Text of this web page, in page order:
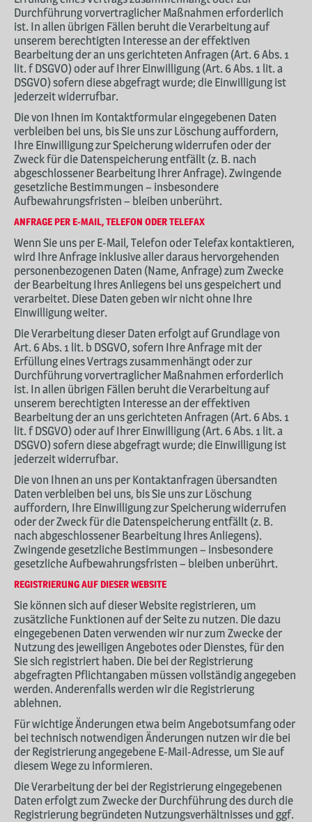
Durchführung vorvertraglicher Maßnahmen erforderlich
ist. In allen übrigen Fällen beruht die Verarbeitung auf
unserem berechtigten Interesse an der effektiven
Bearbeitung der an uns gerichteten Anfragen (Art. 6 Abs. 1
lit. f DSGVO) oder auf Ihrer Einwilligung (Art. 6 Abs. 1 lit. a
DSGVO) sofern diese abgefragt wurde; die Einwilligung ist
jederzeit widerrufbar.
Die von Ihnen im Kontaktformular eingegebenen Daten
verbleiben bei uns, bis Sie uns zur Löschung auffordern,
Ihre Einwilligung zur Speicherung widerrufen oder der
Zweck für die Datenspeicherung entfällt (z. B. nach
abgeschlossener Bearbeitung Ihrer Anfrage). Zwingende
gesetzliche Bestimmungen – insbesondere
Aufbewahrungsfristen – bleiben unberührt.
ANFRAGE PER E-MAIL, TELEFON ODER TELEFAX
Wenn Sie uns per E-Mail, Telefon oder Telefax kontaktieren,
wird Ihre Anfrage inklusive aller daraus hervorgehenden
personenbezogenen Daten (Name, Anfrage) zum Zwecke
der Bearbeitung Ihres Anliegens bei uns gespeichert und
verarbeitet. Diese Daten geben wir nicht ohne Ihre
Einwilligung weiter.
Die Verarbeitung dieser Daten erfolgt auf Grundlage von
Art. 6 Abs. 1 lit. b DSGVO, sofern Ihre Anfrage mit der
Erfüllung eines Vertrags zusammenhängt oder zur
Durchführung vorvertraglicher Maßnahmen erforderlich
ist. In allen übrigen Fällen beruht die Verarbeitung auf
unserem berechtigten Interesse an der effektiven
Bearbeitung der an uns gerichteten Anfragen (Art. 6 Abs. 1
lit. f DSGVO) oder auf Ihrer Einwilligung (Art. 6 Abs. 1 lit. a
DSGVO) sofern diese abgefragt wurde; die Einwilligung ist
jederzeit widerrufbar.
Die von Ihnen an uns per Kontaktanfragen übersandten
Daten verbleiben bei uns, bis Sie uns zur Löschung
auffordern, Ihre Einwilligung zur Speicherung widerrufen
oder der Zweck für die Datenspeicherung entfällt (z. B.
nach abgeschlossener Bearbeitung Ihres Anliegens).
Zwingende gesetzliche Bestimmungen – insbesondere
gesetzliche Aufbewahrungsfristen – bleiben unberührt.
REGISTRIERUNG AUF DIESER WEBSITE
Sie können sich auf dieser Website registrieren, um
zusätzliche Funktionen auf der Seite zu nutzen. Die dazu
eingegebenen Daten verwenden wir nur zum Zwecke der
Nutzung des jeweiligen Angebotes oder Dienstes, für den
Sie sich registriert haben. Die bei der Registrierung
abgefragten Pflichtangaben müssen vollständig angegeben
werden. Anderenfalls werden wir die Registrierung
ablehnen.
Für wichtige Änderungen etwa beim Angebotsumfang oder
bei technisch notwendigen Änderungen nutzen wir die bei
der Registrierung angegebene E-Mail-Adresse, um Sie auf
diesem Wege zu informieren.
Die Verarbeitung der bei der Registrierung eingegebenen
Daten erfolgt zum Zwecke der Durchführung des durch die
Registrierung begründeten Nutzungsverhältnisses und ggf.